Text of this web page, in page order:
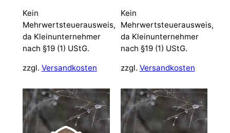
Kein
Mehrwertsteuerausweis,
da Kleinunternehmer
nach §19 (1) UStG.
zzgl. Versandkosten
Kein
Mehrwertsteuerausweis,
da Kleinunternehmer
nach §19 (1) UStG.
zzgl. Versandkosten